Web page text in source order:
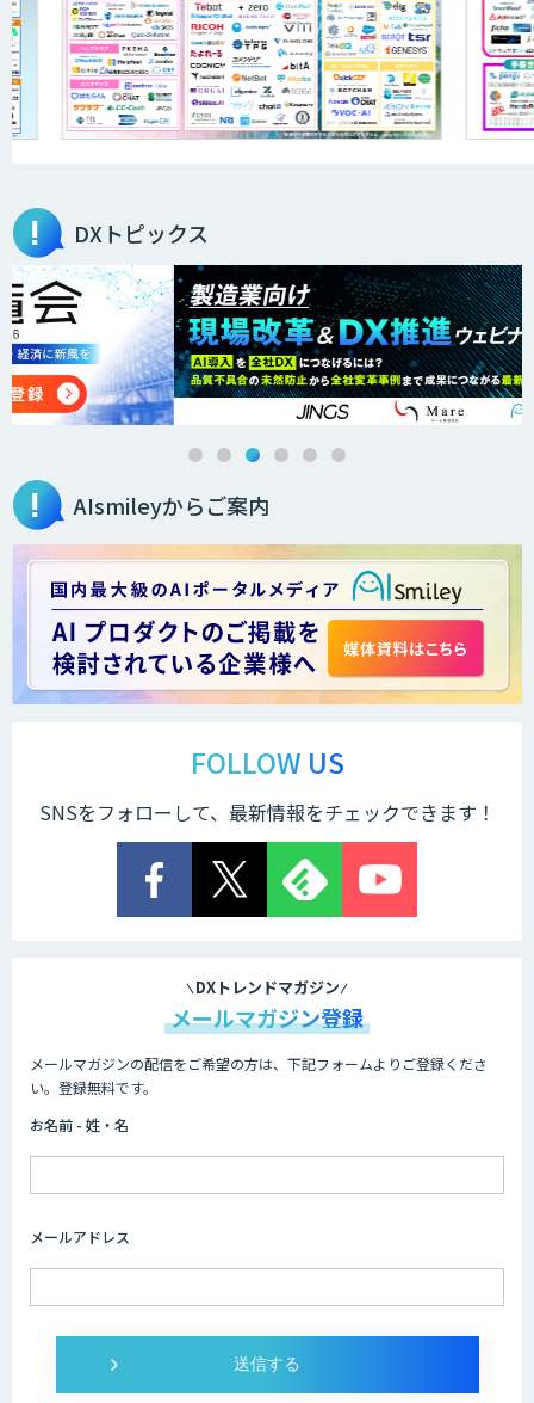
DXトピックス
AIsmileyからご案内
FOLLOW US
SNSをフォローして、最新情報をチェックできます！
DXトレンドマガジン
メールマガジン登録
メールマガジンの配信をご希望の方は、下記フォームよりご登録くださ
い。登録無料です。
お名前 - 姓・名
メールアドレス